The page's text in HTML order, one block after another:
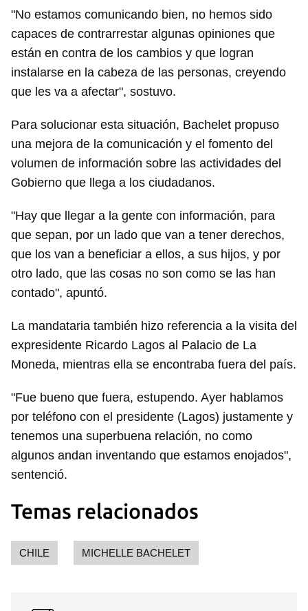
"No estamos comunicando bien, no hemos sido
capaces de contrarrestar algunas opiniones que
están en contra de los cambios y que logran
instalarse en la cabeza de las personas, creyendo
que les va a afectar", sostuvo.
Para solucionar esta situación, Bachelet propuso
una mejora de la comunicación y el fomento del
volumen de información sobre las actividades del
Gobierno que llega a los ciudadanos.
"Hay que llegar a la gente con información, para
que sepan, por un lado que van a tener derechos,
que los van a beneficiar a ellos, a sus hijos, y por
otro lado, que las cosas no son como se las han
contado", apuntó.
La mandataria también hizo referencia a la visita del
expresidente Ricardo Lagos al Palacio de La
Moneda, mientras ella se encontraba fuera del país.
"Fue bueno que fuera, estupendo. Ayer hablamos
por teléfono con el presidente (Lagos) justamente y
tenemos una superbuena relación, no como
algunos andan inventando que estamos enojados",
sentenció.
Temas relacionados
CHILE MICHELLE BACHELET